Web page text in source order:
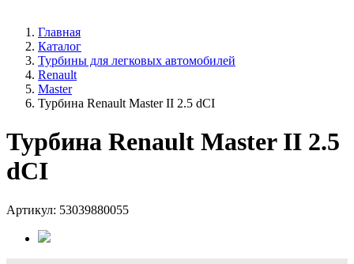
Главная
Каталог
Турбины для легковых автомобилей
Renault
Master
Турбина Renault Master II 2.5 dCI
Турбина Renault Master II 2.5
dCI
Артикул: 53039880055